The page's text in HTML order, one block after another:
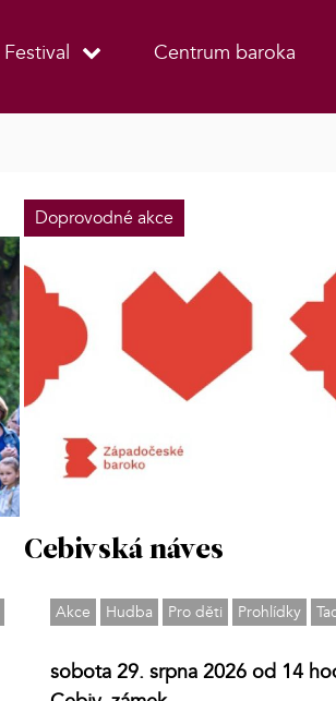
Festival Centrum baroka
Doprovodné akce
Cebivská náves
Akce Hudba Pro děti Prohlídky
sobota 29. srpna 2026 od 14